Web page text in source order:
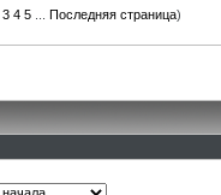
3 4 5 Последняя страница)